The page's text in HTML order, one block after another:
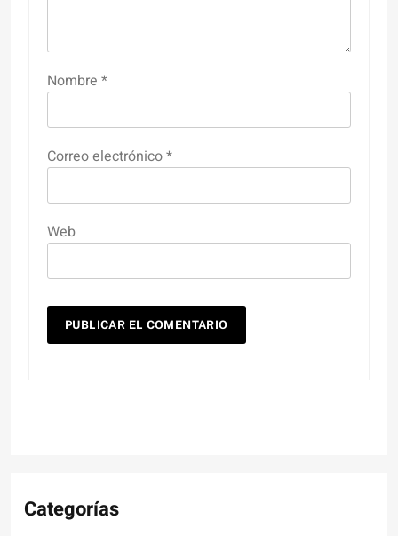
Nombre *
Correo electrónico*
Web
Categorías